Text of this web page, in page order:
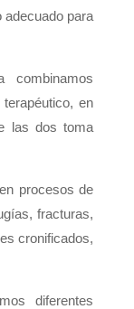
adecuado para
combinamos
en
las dos toma
procesos de
fracturas,
cronificados,
diferentes